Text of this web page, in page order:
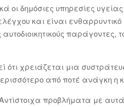
δημόσιες υπηρεσίες
και είναι
αυτοδιοικητικούς
ότι χρειάζεται μια
από ποτέ ανάγκη η
προβλήματα με